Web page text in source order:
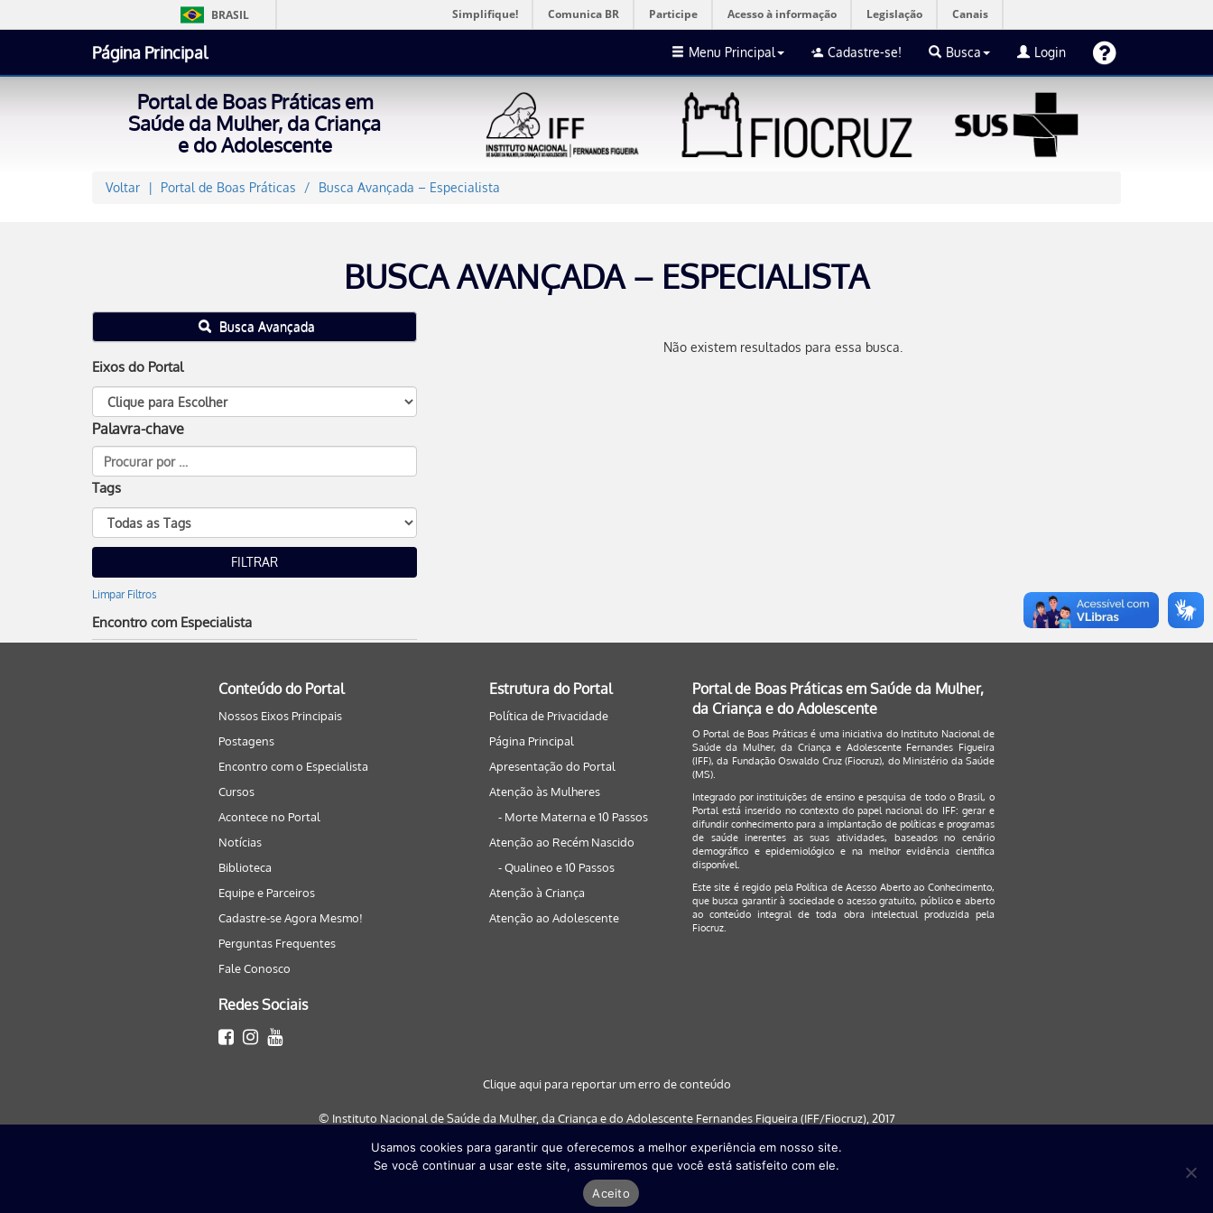
BRASIL Simplifique! Comunica BR Participe Acesso à informação Legislação Canais
Página Principal Menu Principal Cadastre-se! Busca Login
Portal de Boas Práticas em
Saúde da Mulher, da Criança
e do Adolescente
Voltar Portal de Boas Práticas Busca Avançada – Especialista
BUSCA AVANÇADA – ESPECIALISTA
Busca Avançada
Eixos do Portal
Palavra-chave
Tags
Limpar Filtros
Encontro com Especialista
Não existem resultados para essa busca.
Conteúdo do Portal
Nossos Eixos Principais
Postagens
Encontro com o Especialista
Cursos
Acontece no Portal
Notícias
Biblioteca
Equipe e Parceiros
Cadastre-se Agora Mesmo!
Perguntas Frequentes
Fale Conosco
Redes Sociais
Estrutura do Portal
Política de Privacidade
Página Principal
Apresentação do Portal
Atenção às Mulheres
- Morte Materna e 10 Passos
Atenção ao Recém Nascido
- Qualineo e 10 Passos
Atenção à Criança
Atenção ao Adolescente
Portal de Boas Práticas em Saúde da Mulher,
da Criança e do Adolescente
O Portal de Boas Práticas é uma iniciativa do Instituto Nacional de
Saúde da Mulher, da Criança e Adolescente Fernandes Figueira
(IFF), da Fundação Oswaldo Cruz (Fiocruz), do Ministério da Saúde
(MS).
Integrado por instituições de ensino e pesquisa de todo o Brasil, o
Portal está inserido no contexto do papel nacional do IFF: gerar e
difundir conhecimento para a implantação de políticas e programas
de saúde inerentes as suas atividades, baseados no cenário
demográfico e epidemiológico e na melhor evidência científica
disponível.
Este site é regido pelaPolítica de Acesso Aberto ao Conhecimento,
que busca garantir à sociedade o acesso gratuito, público e aberto
ao conteúdo integral de toda obra intelectual produzida pela
Fiocruz.
Clique aqui para reportar um erro de conteúdo
© Instituto Nacional de Saúde da Mulher, da Criança e do Adolescente Fernandes Figueira (IFF/Fiocruz), 2017
Este site será melhor visualizado nos navegadores: Google Chrome (a partir da versão 30) | Internet Explorer (a partir da versão 9) | FireFox ( a
partir da versão 29)
Desenvolvido porQuattri Design
Usamos cookies para garantir que oferecemos a melhor experiência em nosso site.
Se você continuar a usar este site, assumiremos que você está satisfeito com ele.
Aceito